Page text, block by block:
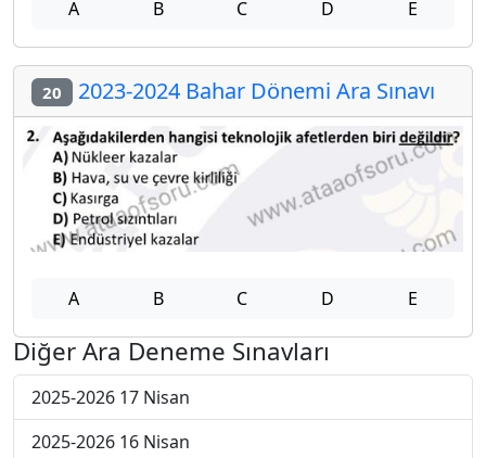
A B C D E
20 2023-2024 Bahar Dönemi Ara Sınavı
A B C D E
Diğer Ara Deneme Sınavları
2025-2026 17 Nisan
2025-2026 16 Nisan